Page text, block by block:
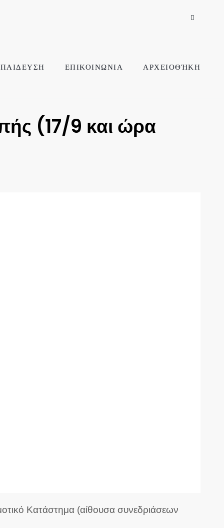
ΕΠΙΚΟΙΝΩΝΙΑ ΑΡΧΕΙΟΘΉΚΗ
(17/9 και ώρα
Κατάστημα (αίθουσα συνεδριάσεων